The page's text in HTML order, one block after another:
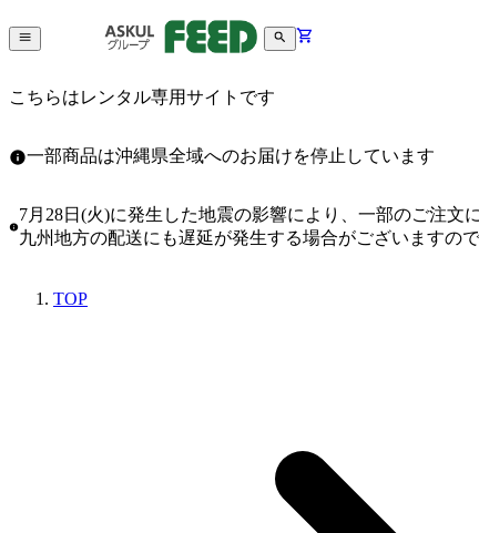
こちらはレンタル専用サイトです
一部商品は沖縄県全域へのお届けを停止しています
7月28日(火)に発生した地震の影響により、一部のご注文
九州地方の配送にも遅延が発生する場合がございますの
TOP